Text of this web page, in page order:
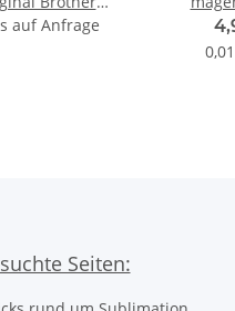
auf Anfrage
für
Seiten: